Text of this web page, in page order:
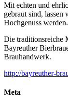
Mit echten und
gebraut sind, lassen
Hochgenuss werden.
Die
Bayreuther
Brauhandwerk.
http://bayreuther-
Meta